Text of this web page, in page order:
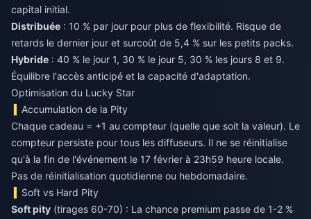
capital initial.
Distribuée : 10 % par jour pour plus de flexibilité. Risque de
retards le dernier jour et surcoût de 5,4 % sur les petits packs.
Hybride : 40 % le jour 1, 30 % le jour 5, 30 % les jours 8 et 9.
Équilibre l'accès anticipé et la capacité d'adaptation.
Optimisation du Lucky Star
Accumulation de la Pity
Chaque cadeau = +1 au compteur (quelle que soit la valeur). Le
compteur persiste pour tous les diffuseurs. Il ne se réinitialise
qu'à la fin de l'événement le 17 février à 23h59 heure locale.
Pas de réinitialisation quotidienne ou hebdomadaire.
Soft vs Hard Pity
Soft pity (tirages 60-70) : La chance premium passe de 1-2 %